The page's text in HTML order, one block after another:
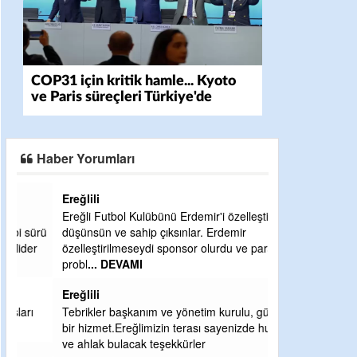
COP31 için kritik hamle... Kyoto
ve Paris süreçleri Türkiye'de
yönetilecek
Haber Yorumları
Ereğlili
Ereğli Futbol Kulübünü Erdemir'i özelleştirenler
düşünsün ve sahip çıksınlar. Erdemir
özelleştirilmeseydi sponsor olurdu ve para
... DEVAMI
Ereğlili
Tebrikler başkanım ve yönetim kurulu, güzel
bir hizmet.Ereğlimizin terası sayenizde huzur
ve ahlak bulacak teşekkürler